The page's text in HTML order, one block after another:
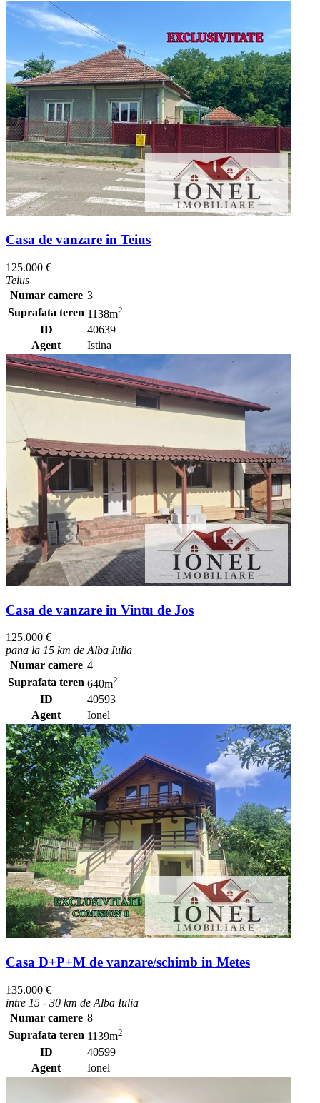
Casa de vanzare in Teius
125.000 €
Teius
Numar camere 3
Suprafata teren 1138m2
ID
40639
Agent
Istina
Casa de vanzare in Vintu de Jos
125.000 €
pana la 15 km de Alba Iulia
Numar camere 4
Suprafata teren 640m2
ID
40593
Agent
Ionel
Casa D+P+M de vanzare/schimb in Metes
135.000 €
intre 15 - 30 km de Alba Iulia
Numar camere 8
Suprafata teren 1139m2
ID
40599
Agent
Ionel